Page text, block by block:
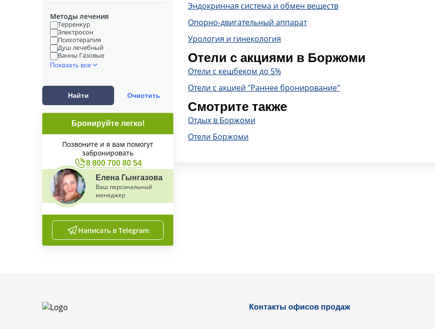
Методы лечения
Терренкур
Электросон
Психотерапия
Душ лечебный
Ванны Газовые
Показать все
Найти Очистить
Бронируйте легко!
Позвоните и я вам помогут
забронировать
8 800 700 80 54
Елена Гынгазова
Ваш персональный
менеджер
Написать в Telegram
Эндокринная система и обмен веществ
Опорно-двигательный аппарат
Урология и гинекология
Отели с акциями в Боржоми
Отели с кешбеком до 5%
Отели с акцией "Раннее бронирование"
Смотрите также
Отдых в Боржоми
Отели Боржоми
Контакты офисов продаж